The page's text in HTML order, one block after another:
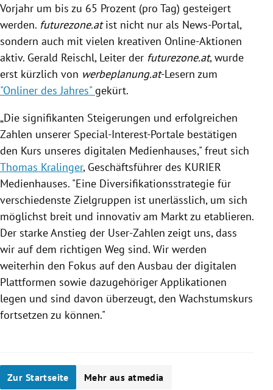
Vorjahr um bis zu 65 Prozent (pro Tag) gesteigert
werden. futurezone.atist nicht nur als News-Portal,
sondern auch mit vielen kreativen Online-Aktionen
aktiv. Gerald Reischl, Leiter der futurezone.at, wurde
erst kürzlich von werbeplanung.at-Lesern zum
"Onliner des Jahres" gekürt.
„Die signifikanten Steigerungen und erfolgreichen
Zahlen unserer Special-Interest-Portale bestätigen
den Kurs unseres digitalen Medienhauses," freut sich
Thomas Kralinger, Geschäftsführer des KURIER
Medienhauses. "Eine Diversifikationsstrategie für
verschiedenste Zielgruppen ist unerlässlich, um sich
möglichst breit und innovativ am Markt zu etablieren.
Der starke Anstieg der User-Zahlen zeigt uns, dass
wir auf dem richtigen Weg sind. Wir werden
weiterhin den Fokus auf den Ausbau der digitalen
Plattformen sowie dazugehöriger Applikationen
legen und sind davon überzeugt, den Wachstumskurs
fortsetzen zu können."
Zur Startseite Mehr aus atmedia